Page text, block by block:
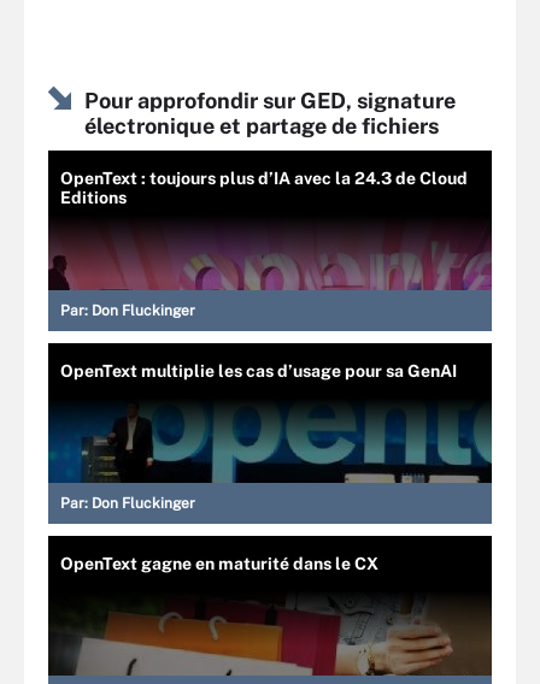
Pour approfondir sur GED, signature
électronique et partage de fichiers
OpenText : toujours plus d’IA avec la 24.3 de Cloud
Editions
Par: Don Fluckinger
OpenText multiplie les cas d’usage pour sa GenAI
Par: Don Fluckinger
OpenText gagne en maturité dans le CX